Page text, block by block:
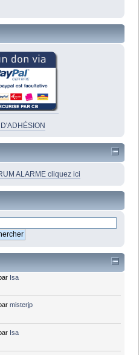
ALARME cliquez ici
Isa
misterjp
Isa